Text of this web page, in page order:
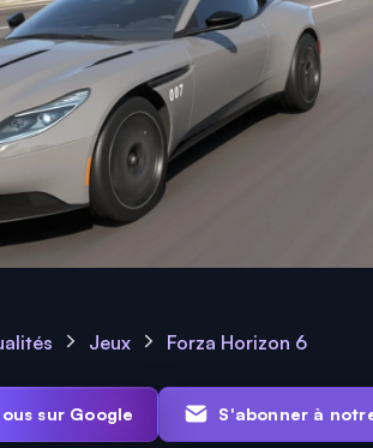
Jeux Forza Horizon 6
sur Google S'abonner à